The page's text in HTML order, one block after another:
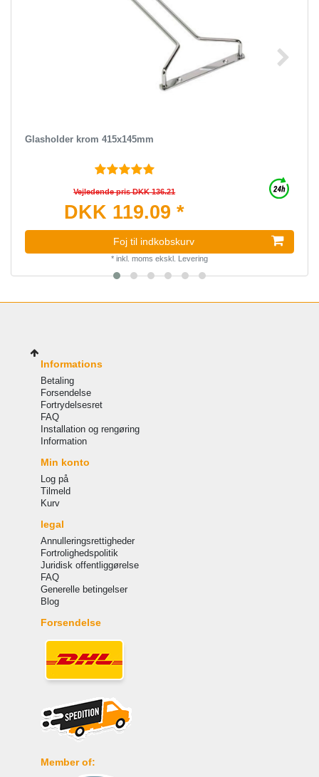
Glasholder krom 415x145mm
Vejledende pris DKK 136.21
DKK 119.09 *
Foj til indkobskurv
* inkl. moms ekskl. Levering
Informations
Betaling
Forsendelse
Fortrydelsesret
FAQ
Installation og rengøring
Information
Min konto
Log på
Tilmeld
Kurv
legal
Annulleringsrettigheder
Fortrolighedspolitik
Juridisk offentliggørelse
FAQ
Generelle betingelser
Blog
Forsendelse
Member of: